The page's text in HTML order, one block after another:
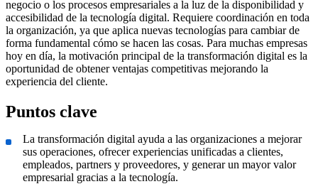
negocio o los procesos empresariales a la luz de la disponibilidad y
accesibilidad de la tecnología digital. Requiere coordinación en toda
la organización, ya que aplica nuevas tecnologías para cambiar de
forma fundamental cómo se hacen las cosas. Para muchas empresas
hoy en día, la motivación principal de la transformación digital es la
oportunidad de obtener ventajas competitivas mejorando la
experiencia del cliente.
Puntos clave
La transformación digital ayuda a las organizaciones a mejorar
sus operaciones, ofrecer experiencias unificadas a clientes,
empleados, partners y proveedores, y generar un mayor valor
empresarial gracias a la tecnología.